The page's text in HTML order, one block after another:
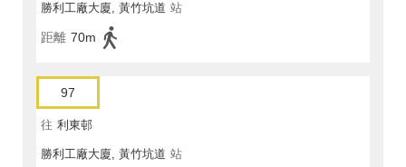
勝利工廠大廈, 黃竹坑道 站
距離 70m
97
往 利東邨
勝利工廠大廈, 黃竹坑道 站